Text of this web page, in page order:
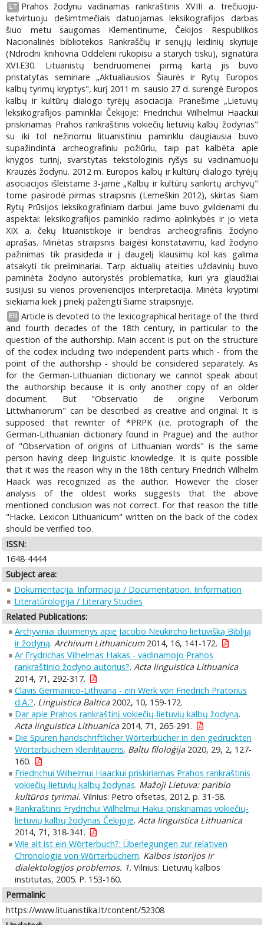
LT
Prahos žodynu vadinamas rankraštinis XVIII a. trečiuoju-
ketvirtuoju dešimtmečiais datuojamas leksikografijos darbas
šiuo metu saugomas Klementinume, Čekijos Respublikos
Nacionalinės bibliotekos Rankraščių ir senųjų leidinių skyriuje
(Ndrodni knihovna Oddeleni rukopisu a starych tisku), signatūra
XVI.E30. Lituanistų bendruomenei pirmą kartą jis buvo
pristatytas seminare „Aktualiausios Šiaurės ir Rytų Europos
kalbų tyrimų kryptys", kurį 2011 m. sausio 27 d. surengė Europos
kalbų ir kultūrų dialogo tyrėjų asociacija. Pranešime „Lietuvių
leksikografijos paminklai Čekijoje: Friedrichui Wilhelmui Haackui
priskiriamas Prahos rankraštinis vokiečių lietuvių kalbų žodynas"
su iki tol nežinomu lituanistiniu paminklu daugiausia buvo
supažindinta archeografiniu požiūriu, taip pat kalbėta apie
knygos turinį, svarstytas tekstologinis ryšys su vadinamuoju
Krauzės žodynu. 2012 m. Europos kalbų ir kultūrų dialogo tyrėjų
asociacijos išleistame 3-jame „Kalbų ir kultūrų sankirtų archyvų"
tome pasirodė pirmas straipsnis (Lemeškin 2012), skirtas šiam
Rytų Prūsijos leksikografiniam darbui. Jame buvo gvildenami du
aspektai: leksikografijos paminklo radimo aplinkybės ir jo vieta
XIX a. čekų lituanistikoje ir bendras archeografinis žodyno
aprašas. Minėtas straipsnis baigėsi konstatavimu, kad žodyno
pažinimas tik prasideda ir į daugelį klausimų kol kas galima
atsakyti tik preliminariai. Tarp aktualių ateities uždavinių buvo
paminėta žodyno autorystės problematika, kuri yra glaudžiai
susijusi su vienos proveniencijos interpretacija. Minėta kryptimi
siekiama kiek j priekį pažengti šiame straipsnyje.
EN
Article is devoted to the lexicographical heritage of the third
and fourth decades of the 18th century, in particular to the
question of the authorship. Main accent is put on the structure
of the codex including two independent parts which - from the
point of the authorship - should be considered separately. As
for the German-Lithuanian dictionary we cannot speak about
the authorship because it is only another copy of an older
document. But "Observatio de origine Verborum
Littwhaniorum" can be described as creative and original. It is
supposed that rewriter of *PRPK (i.e. protograph of the
German-Lithuanian dictionary found in Prague) and the author
of "Observation of origins of Lithuanian words" is the same
person having deep linguistic knowledge. It is quite possible
that it was the reason why in the 18th century Friedrich Wilhelm
Haack was recognized as the author. However the closer
analysis of the oldest works suggests that the above
mentioned conclusion was not correct. For that reason the title
"Hacke. Lexicon Lithuanicum" written on the back of the codex
should be verified too.
ISSN:
1648-4444
Subject area:
Dokumentacija. Informacija / Documentation. Iinformation
Literatūrologija / Literary Studies
Related Publications:
Archyviniai duomenys apie Jacobo Neukircho lietuvišką Bibliją
ir žodyną. Archivum Lithuanicum2014, 16, 141-172.
Ar Frydrichas Vilhelmas Hakas - vadinamojo Prahos
rankraštinio žodyno autorius?. Acta linguistica Lithuanica
2014, 71, 292-317.
Clavis Germanico-Lithvana - ein Werk von Friedrich Prätorius
d.Ä.?. Linguistica Baltica2002, 10, 159-172.
Dar apie Prahos rankraštinį vokiečių-lietuvių kalbų žodyną.
Acta linguistica Lithuanica2014, 71, 265-291.
Die Spuren handschriftlicher Wörterbücher in den gedruckten
Wörterbüchern Kleinlitauens. Baltu filoloģija2020, 29, 2, 127-
160.
Friedrichui Wilhelmui Haackui priskiriamas Prahos rankraštinis
vokiečių-lietuvių kalbų žodynas. Mažoji Lietuva: paribio
kultūros tyrimai. Vilnius: Petro ofsetas, 2012. p. 31-58.
Rankraštinis Frydrichui Wilhelmui Hakui priskiriamas vokiečių-
lietuvių kalbų žodynas Čekijoje. Acta linguistica Lithuanica
2014, 71, 318-341.
Wie alt ist ein Wörterbuch?: Überlegungen zur relativen
Chronologie von Wörterbüchern. Kalbos istorijos ir
dialektologijos problemos. 1. Vilnius: Lietuvių kalbos
institutas, 2005. P. 153-160.
Permalink:
https://www.lituanistika.lt/content/52308